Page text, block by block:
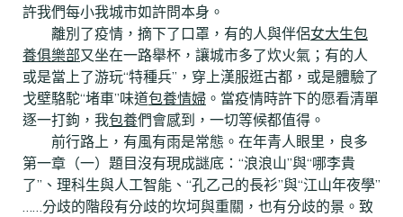
許我們每小我城市如許問本身。
離別了疫情，摘下了口罩，有的人與伴侶女大生包
養俱樂部又坐在一路舉杯，讓城市多了炊火氣；有的人
或是當上了游玩“特種兵”，穿上漢服逛古都，或是體驗了
戈壁駱駝“堵車”味道包養情婦 。當疫情時許下的愿看清單
逐一打鉤，我包養們會感到，一切等候都值得。
前行路上，有風有雨是常態。在年青人眼里，良多
第一章（一）題目沒有現成謎底：“浪浪山”與“哪李貴
了”、理科生與人工智能、“孔乙己的長衫”與“江山年夜學”
……分歧的階段有分歧的坎坷與重關，也有分歧的景。致